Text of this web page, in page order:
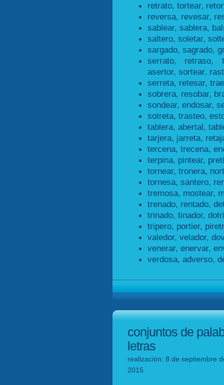
retrato, tortear,
reversa, revesar,
sablear, sablera,
saltero, soletar,
sargado, sagrado,
serrato, retraso,
asertor, sortear,
serreta, retesar,
sobrera, resobar,
sondear, endosar,
sotreta, trasteo,
tablera, abertal,
tarjera, jarreta,
tercena, trecena,
terpina, pintear,
tornear, tronera,
tornesa, santero,
tremosa, mostear,
trenado, rentado,
trinado, tinador,
tripero, portier,
valedor, velador,
venerar, enervar,
verdosa, adverso,
conjuntos de
letras
realización: 8 de septiembre
2015